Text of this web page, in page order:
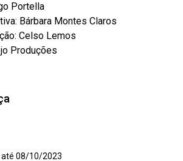
Portella
Bárbara Montes Claros
Celso Lemos
Produções
08/10/2023